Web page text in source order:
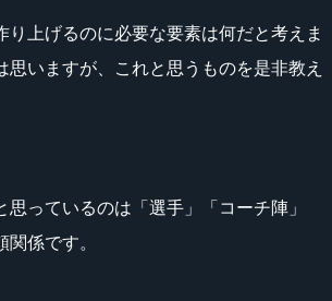
上げるのに必要な要素は何だと考えま
思いますが、これと思うものを是非教え
思っているのは「選手」「コーチ陣」
関係です。